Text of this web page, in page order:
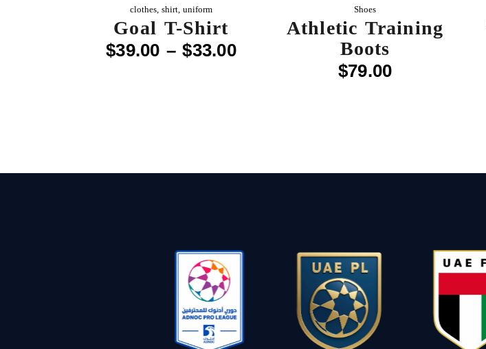
Shoes
Athletic Training
Boots
$79.00
clothes,shirt,uniform
Goal T-Shirt
$33.00
–
$39.00